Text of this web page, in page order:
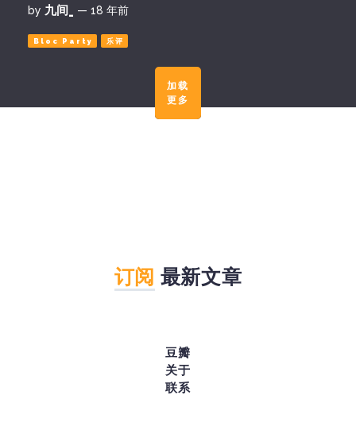
by 九间_ — 18 年前
Bloc Party 乐评
加载
更多
订阅 最新文章
豆瓣
关于
联系